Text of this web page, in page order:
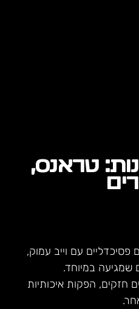
טראנס,
עם וייב עמוק,
שמגיעה במיוחד.
הפקות איכותיות